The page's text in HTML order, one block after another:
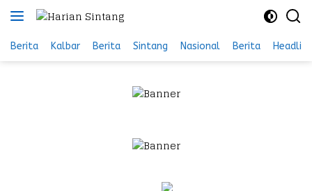
Langsung
ke
konten
Berita Kalbar Berita Sintang Nasional Berita Headline